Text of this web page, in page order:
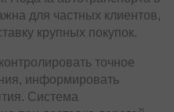
для частных клиентов,
крупных покупок.
точное
информировать
Система